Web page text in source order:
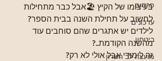
פרסום
עדכונים
ביטחון
מועצה לב השרון
בעיצומו של הקיץ 🏖אבל כבר מתחילות
לחשוב על תחילת השנה בבית הספר?
לילדים יש אתגרים שהם סוחבים עוד
מהשנה הקודמת..?
זה לימודי אבל אולי לא רק?